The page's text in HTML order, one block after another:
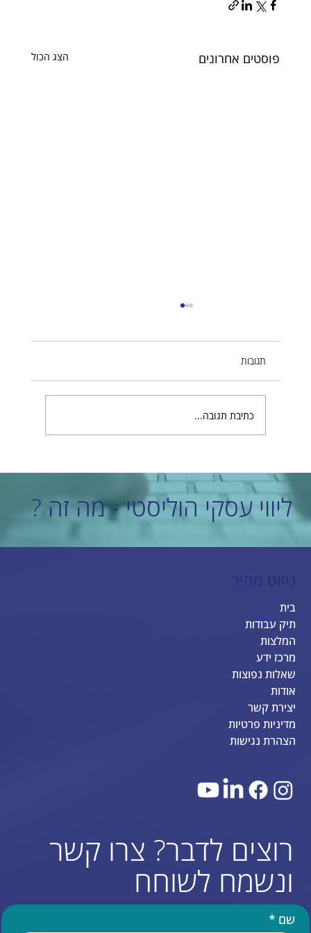
ליווי עסקי הוליסטי - מה זה ?
פוסטים אחרונים הצג הכול
הדיגיטלי?
תגובות
כתיבת תגובה...
בית
תיק עבודות
המלצות
מרכז ידע
שאלות נפוצות
אודות
יצירת קשר
מדיניות פרטיות
הצהרת נגישות
שם *
רוצים לדבר? צרו קשר
ונשמח לשוחח